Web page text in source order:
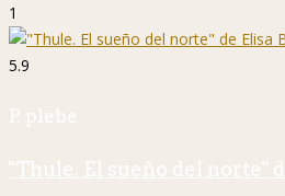
1
5.9
P. plebe
"Thule. El sueño del norte"